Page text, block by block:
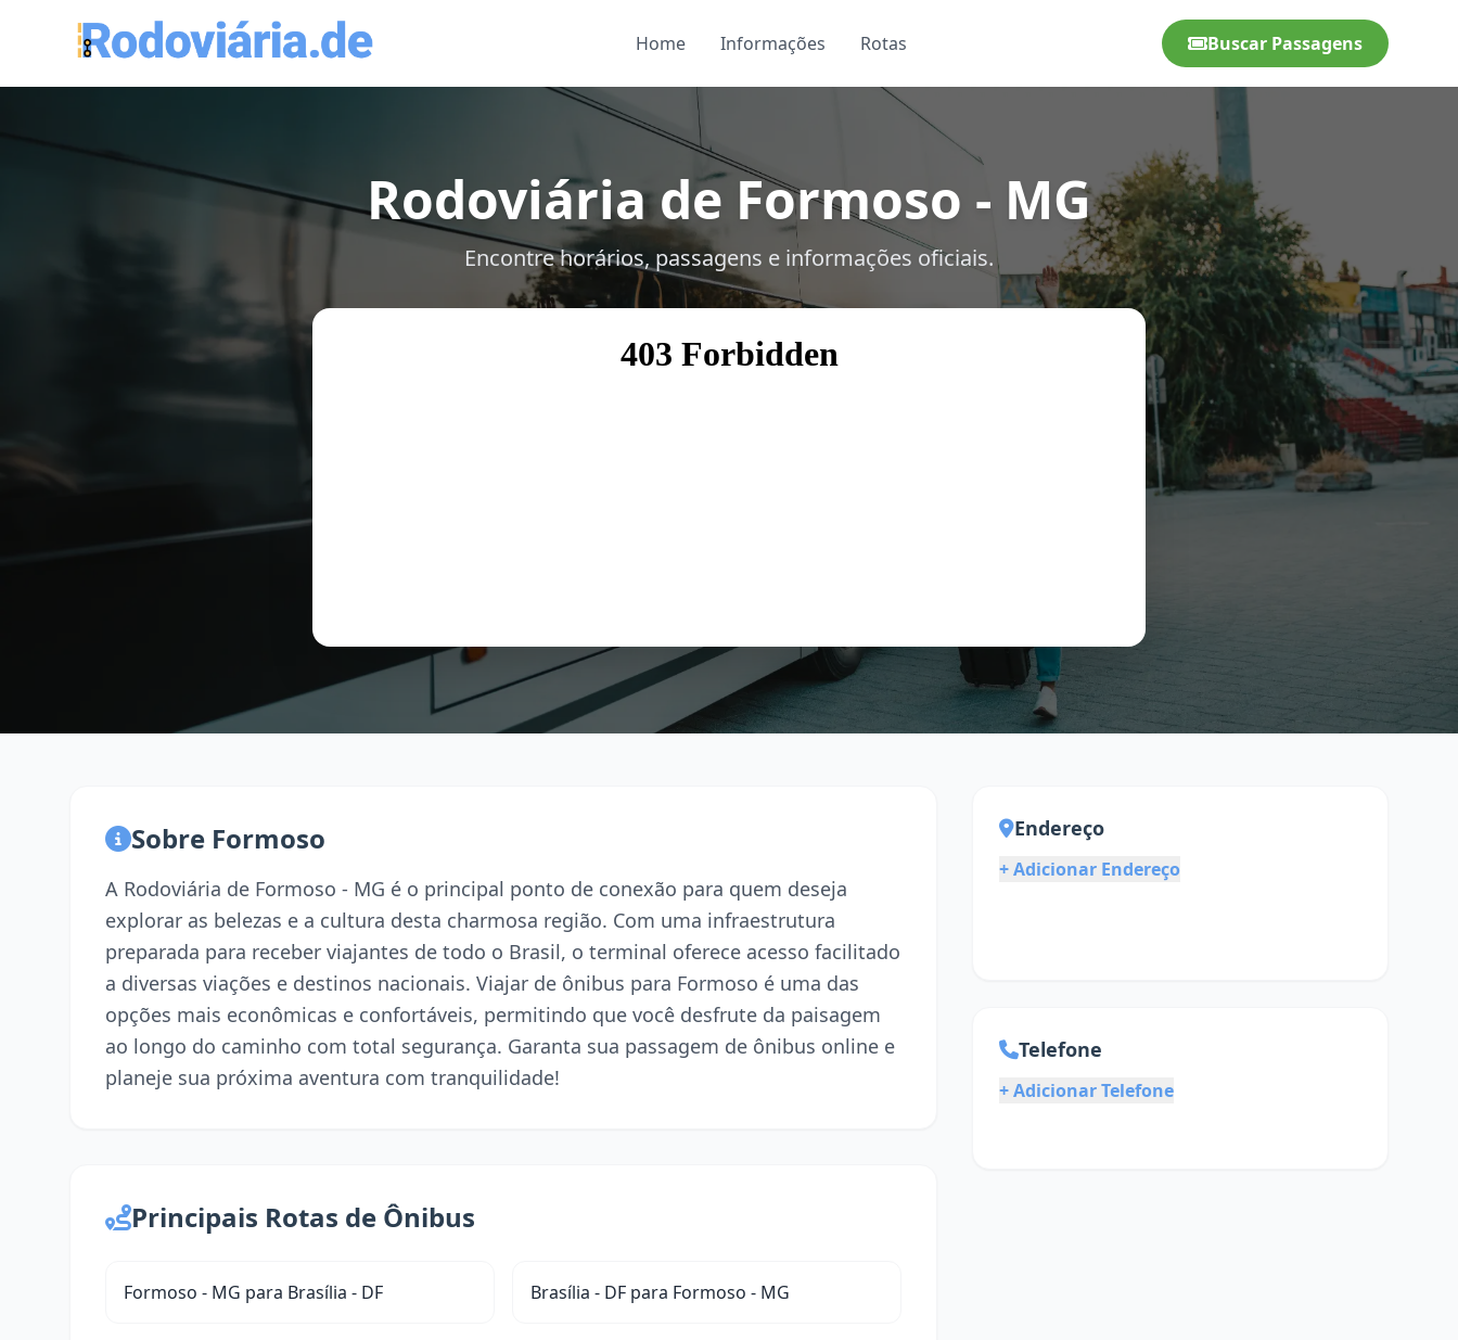
Home Informações Rotas Buscar Passagens
Rodoviária de Formoso - MG
Encontre horários, passagens e informações oficiais.
Sobre Formoso
A Rodoviária de Formoso - MG é o principal ponto de conexão para quem deseja
explorar as belezas e a cultura desta charmosa região. Com uma infraestrutura
preparada para receber viajantes de todo o Brasil, o terminal oferece acesso facilitado
a diversas viações e destinos nacionais. Viajar de ônibus para Formoso é uma das
opções mais econômicas e confortáveis, permitindo que você desfrute da paisagem
ao longo do caminho com total segurança. Garanta sua passagem de ônibus online e
planeje sua próxima aventura com tranquilidade!
Principais Rotas de Ônibus
Formoso - MG para Brasília - DF Brasília - DF para Formoso - MG
Endereço
+ Adicionar Endereço
Telefone
+ Adicionar Telefone